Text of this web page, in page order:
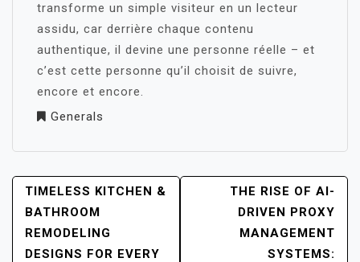
transforme un simple visiteur en un lecteur
assidu, car derrière chaque contenu
authentique, il devine une personne réelle – et
c’est cette personne qu’il choisit de suivre,
encore et encore.
Generals
POST
NAVIGATION
TIMELESS KITCHEN &
BATHROOM
REMODELING
DESIGNS FOR EVERY
THE RISE OF AI-
DRIVEN PROXY
MANAGEMENT
SYSTEMS: